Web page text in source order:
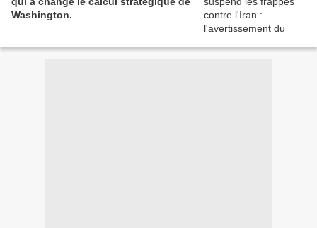
Washington.